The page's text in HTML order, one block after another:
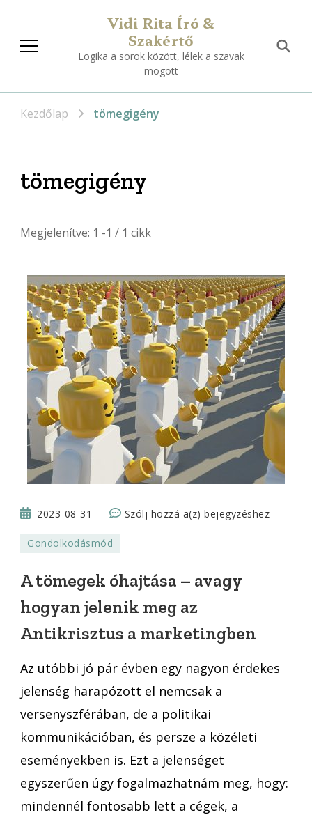
Vidi Rita Író &
Szakértő
Logika a sorok között, lélek a szavak
mögött
Kezdőlap tömegigény
tömegigény
Megjelenítve: 1 -1 / 1 cikk
2023-08-31 Szólj hozzá a(z)A
avagy
meg
Antikrisztus
a
marketingben
bejegyzéshez
Gondolkodásmód
A tömegek óhajtása – avagy
hogyan jelenik meg az
Antikrisztus a marketingben
Az utóbbi jó pár évben egy nagyon érdekes
jelenség harapózott el nemcsak a
versenyszférában, de a politikai
kommunikációban, és persze a közéleti
eseményekben is. Ezt a jelenséget
egyszerűen úgy fogalmazhatnám meg, hogy:
mindennél fontosabb lett a cégek, a